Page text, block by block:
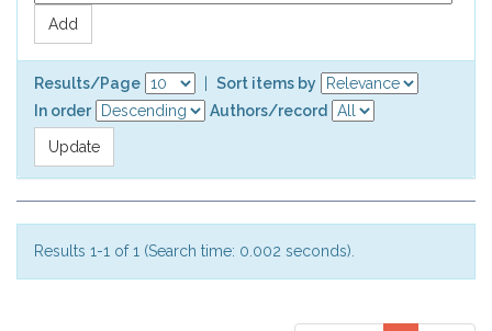
Results/Page
Sort items by
In order
Authors/record
Results 1-1 of 1 (Search time: 0.002 seconds).